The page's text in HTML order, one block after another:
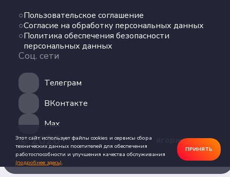
Пользовательское соглашение
Согласие на обработку персональных данных
Политика обеспечения безопасности
персональных данных
Соц. сети
Телеграм
ВКонтакте
Max
© 2026 ягоржусь.рус
Согласие на обработку персональных данных
Политика обеспечения безопасности
персональных данных
сети
Телеграм
ВКонтакте
Max
Этот сайт использует файлы cookies и сервисы сбора
технических данных посетителей для обеспечения
работоспособности и улучшения качества обслуживания
(подробнее здесь).
ПРИНЯТЬ